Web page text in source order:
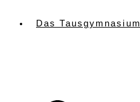
Das Tausgymnasium